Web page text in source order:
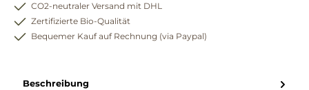
CO2-neutraler Versand mit DHL
Zertifizierte Bio-Qualität
Bequemer Kauf auf Rechnung (via Paypal)
Beschreibung